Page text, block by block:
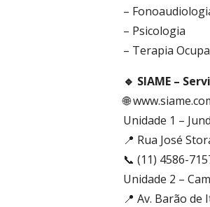
–
– Psicologia
– Terapia
🔹 SIAME –
🌐
Unidade 1 –
📍 Rua José
📞 (11) 4586-
Unidade 2 –
📍 Av. Barão de